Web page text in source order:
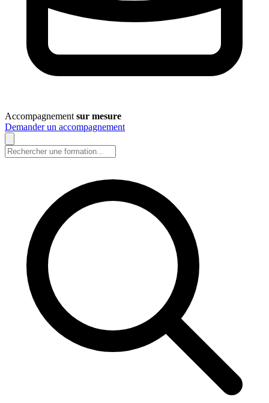
Accompagnement sur mesure
Demander un accompagnement